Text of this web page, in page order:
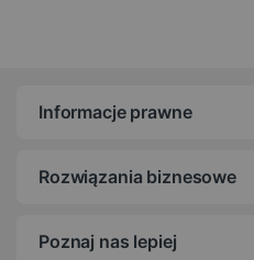
Informacje prawne
Rozwiązania biznesowe
Poznaj nas lepiej